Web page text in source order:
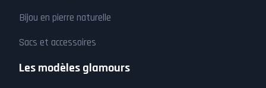
Bijou en pierre naturelle
Sacs et accessoires
Les modèles glamours